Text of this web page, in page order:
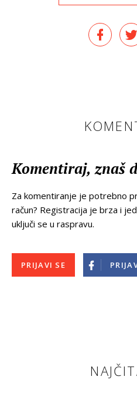
Komentiraj, znaš
Za komentiranje je potrebno
račun? Registracija je brza i
uključi se u raspravu.
PRIJAVI SE